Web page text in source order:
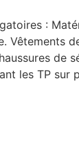
:
Vêtements
de
les TP sur